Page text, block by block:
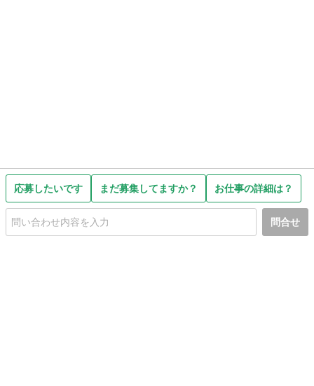
応募したいです まだ募集してますか？ お仕事の詳細は？
問合せ